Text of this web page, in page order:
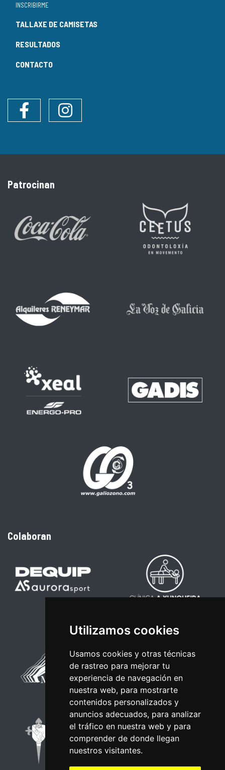
Utilizamos cookies
Usamos cookies y otras técnicas
de rastreo para mejorar tu
experiencia de navegación en
nuestra web, para mostrarte
contenidos personalizados y
anuncios adecuados, para analizar
el tráfico en nuestra web y para
comprender de donde llegan
nuestros visitantes.
INSCRIBIRME
TALLAXE DE CAMISETAS
RESULTADOS
CONTACTO
Instagram
Patrocinan
Colaboran